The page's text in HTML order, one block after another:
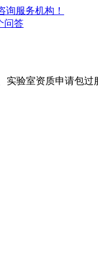
服务机构！
问答
实验室资质申请包过